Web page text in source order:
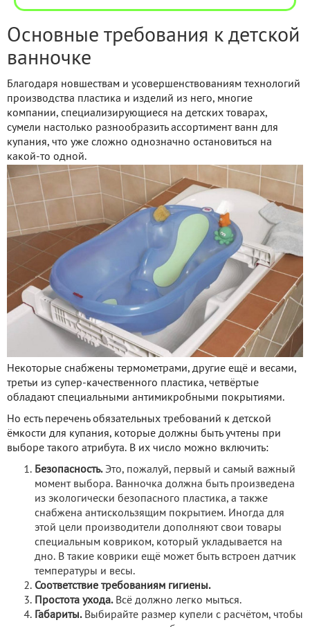
Основные требования к детской
ванночке
Благодаря новшествам и усовершенствованиям технологий
производства пластика и изделий из него, многие
компании, специализирующиеся на детских товарах,
сумели настолько разнообразить ассортимент ванн для
купания, что уже сложно однозначно остановиться на
какой-то одной.
Некоторые снабжены термометрами, другие ещё и весами,
третьи из супер-качественного пластика, четвёртые
обладают специальными антимикробными покрытиями.
Но есть перечень обязательных требований к детской
ёмкости для купания, которые должны быть учтены при
выборе такого атрибута. В их число можно включить:
Безопасность.Это, пожалуй, первый и самый важный
момент выбора. Ванночка должна быть произведена
из экологически безопасного пластика, а также
снабжена антискользящим покрытием. Иногда для
этой цели производители дополняют свои товары
специальным ковриком, который укладывается на
дно. В такие коврики ещё может быть встроен датчик
температуры и весы.
Соответствие требованиям гигиены.
Простота ухода.Всё должно легко мыться.
Габариты.Выбирайте размер купели с расчётом, чтобы